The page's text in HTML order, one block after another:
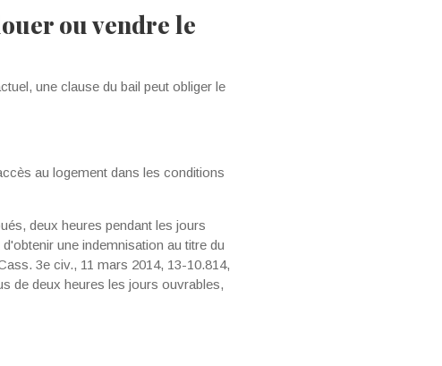
ou vendre le
une clause du bail peut obliger le
au logement dans les conditions
deux heures pendant les jours
une indemnisation au titre du
3e civ., 11 mars 2014, 13-10.814,
de deux heures les jours ouvrables,